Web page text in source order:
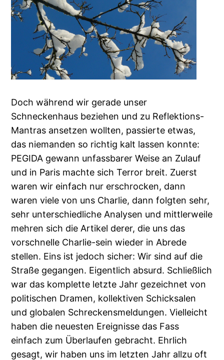
Doch während wir gerade unser
Schneckenhaus beziehen und zu Reflektions-
Mantras ansetzen wollten, passierte etwas,
das niemanden so richtig kalt lassen konnte:
PEGIDA gewann unfassbarer Weise an Zulauf
und in Paris machte sich Terror breit. Zuerst
waren wir einfach nur erschrocken, dann
waren viele von uns Charlie, dann folgten sehr,
sehr unterschiedliche Analysen und mittlerweile
mehren sich die Artikel derer, die uns das
vorschnelle Charlie-sein wieder in Abrede
stellen. Eins ist jedoch sicher: Wir sind auf die
Straße gegangen. Eigentlich absurd. Schließlich
war das komplette letzte Jahr gezeichnet von
politischen Dramen, kollektiven Schicksalen
und globalen Schreckensmeldungen. Vielleicht
haben die neuesten Ereignisse das Fass
einfach zum Überlaufen gebracht. Ehrlich
gesagt, wir haben uns im letzten Jahr allzu oft